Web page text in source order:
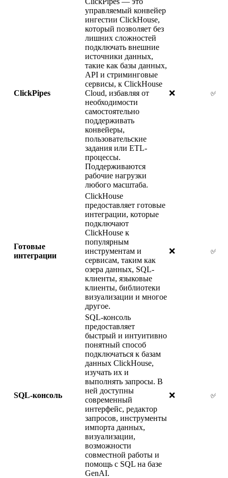
ClickPipes
управляемый конвейер
ингестии ClickHouse,
который позволяет без
лишних сложностей
подключать внешние
источники данных,
такие как базы данных,
API и стриминговые
сервисы, к ClickHouse
Cloud, избавляя от
необходимости
самостоятельно
поддерживать
конвейеры,
пользовательские
задания или ETL-
процессы.
Поддерживаются
рабочие нагрузки
любого масштаба.
❌ ✅
Готовые
интеграции
ClickHouse
предоставляет готовые
интеграции, которые
подключают
ClickHouse к
популярным
инструментам и
сервисам, таким как
озера данных, SQL-
клиенты, языковые
клиенты, библиотеки
визуализации и многое
другое.
❌ ✅
SQL-консоль
SQL-консоль
предоставляет
быстрый и интуитивно
понятный способ
подключаться к базам
данных ClickHouse,
изучать их и
выполнять запросы. В
ней доступны
современный
интерфейс, редактор
запросов, инструменты
импорта данных,
визуализации,
возможности
совместной работы и
помощь с SQL на базе
GenAI.
❌ ✅